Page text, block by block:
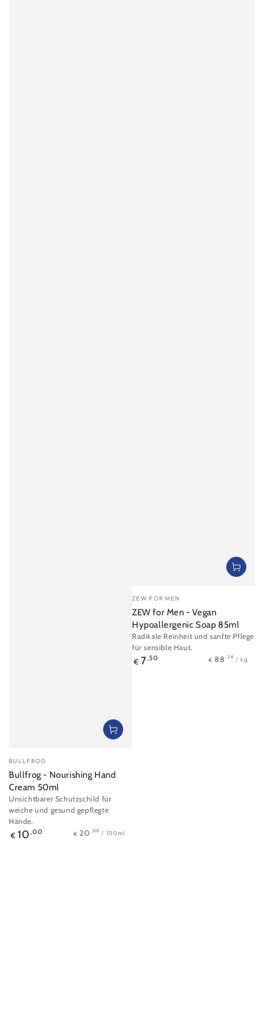
Verkäufer/in:
BULLFROG
Bullfrog - Nourishing Hand
Cream 50ml
Unsichtbarer Schutzschild für
weiche und gesund gepflegte
Hände.
Regulärer
€ 10 ,00 Stückpreis
€ 20 ,00 / pro
100ml
Verkäufer/in:
ZEW FOR MEN
ZEW for Men - Vegan
Hypoallergenic Soap 85ml
Radikale Reinheit und sanfte Pflege
für sensible Haut.
Regulärer
€ 7,50 Stückpreis
€ 88 ,24 / pro
kg